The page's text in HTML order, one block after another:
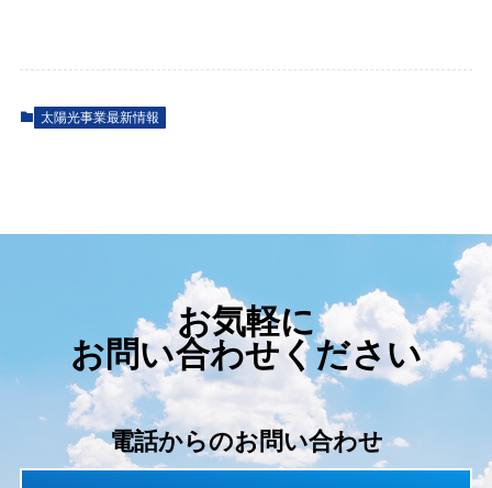
太陽光事業最新情報
お気軽に
お問い合わせください
電話からのお問い合わせ